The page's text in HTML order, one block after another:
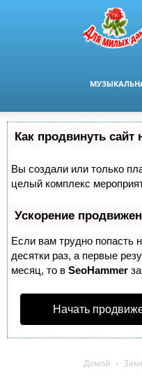
Как продвинуть сайт
Вы создали или только
целый комплекс
Ускорение
Если вам трудно попасть
десятки раз, а первые
месяц, то в SeoHammer
Начать
Домой